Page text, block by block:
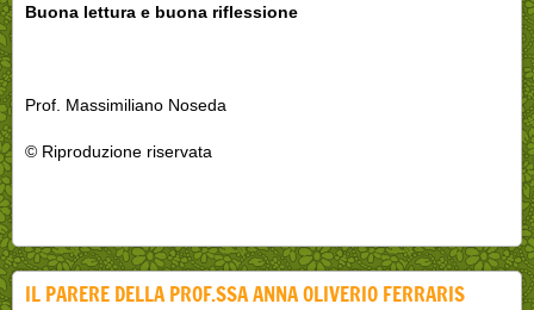
Buona lettura e buona riflessione
Prof. Massimiliano Noseda
© Riproduzione riservata
IL PARERE DELLA PROF.SSA ANNA OLIVERIO FERRARIS